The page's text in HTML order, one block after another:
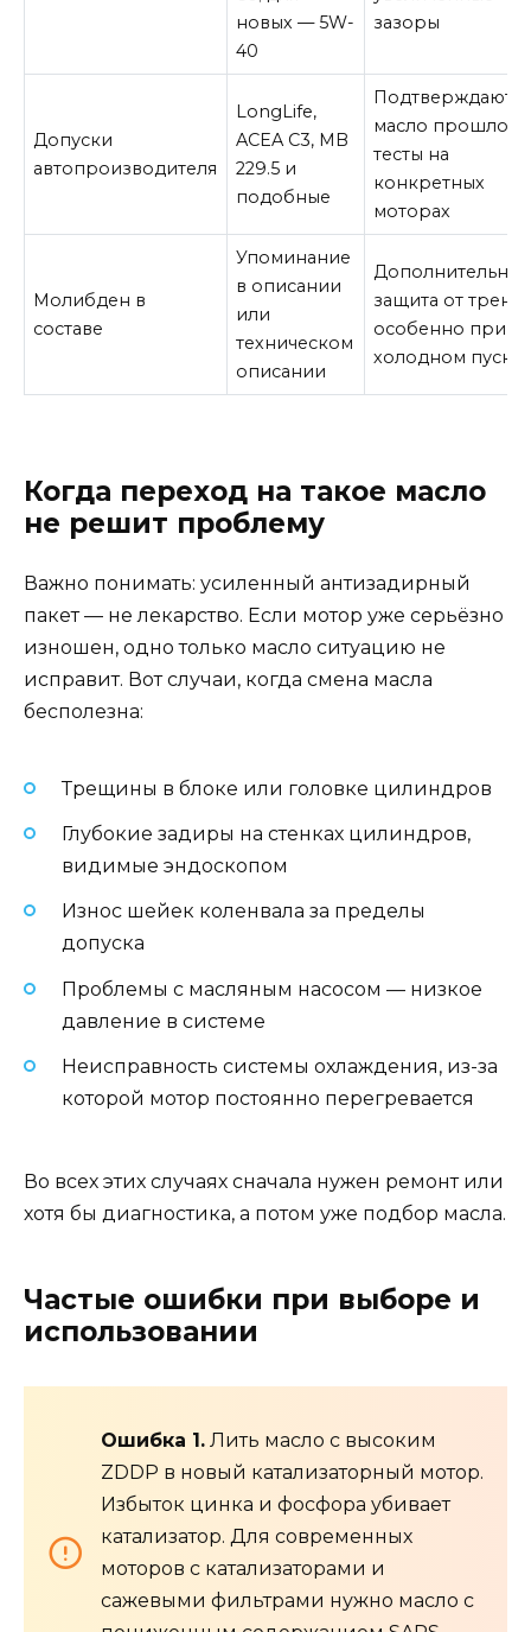
новых — 5W-
40
зазоры
Допуски
автопроизводителя
LongLife,
ACEA C3, MB
229.5 и
подобные
Подтверждают,
масло прошло
тесты на
конкретных
моторах
Молибден в
составе
Упоминание
в описании
или
техническом
описании
Дополнительная
защита от
особенно при
холодном пуске
Когда переход на такое масло
не решит проблему
Важно понимать: усиленный антизадирный
пакет — не лекарство. Если мотор уже серьёзно
изношен, одно только масло ситуацию не
исправит. Вот случаи, когда смена масла
бесполезна:
Трещины в блоке или головке цилиндров
Глубокие задиры на стенках цилиндров,
видимые эндоскопом
Износ шейек коленвала за пределы
допуска
Проблемы с масляным насосом — низкое
давление в системе
Неисправность системы охлаждения, из-за
которой мотор постоянно перегревается
Во всех этих случаях сначала нужен ремонт или
хотя бы диагностика, а потом уже подбор масла.
Частые ошибки при выборе и
использовании
Ошибка 1. Лить масло с высоким
ZDDP в новый катализаторный мотор.
Избыток цинка и фосфора убивает
катализатор. Для современных
моторов с катализаторами и
сажевыми фильтрами нужно масло с